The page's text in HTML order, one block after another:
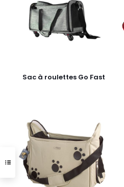
Sac à roulettes Go Fast